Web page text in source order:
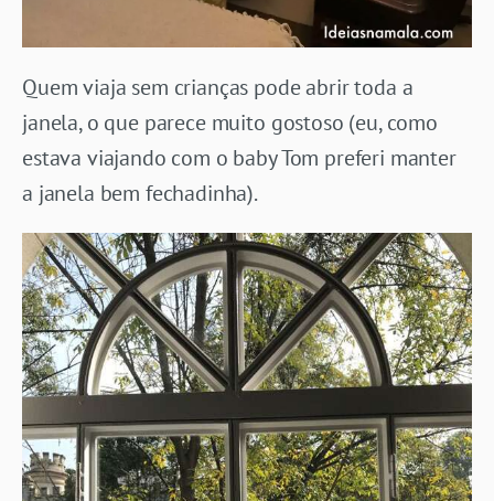
Quem viaja sem crianças pode abrir toda a
janela, o que parece muito gostoso (eu, como
estava viajando com o baby Tom preferi manter
a janela bem fechadinha).